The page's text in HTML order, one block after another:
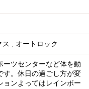
ス オートロック
ーツセンターなど体を動
す。休日の過ごし方が変
ョンよってはレインボー